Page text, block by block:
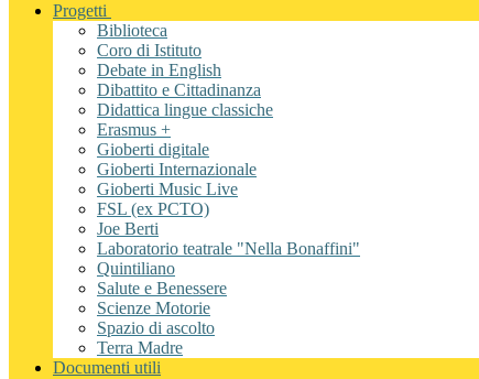
Progetti
Biblioteca
Coro di Istituto
Debate in English
Dibattito e Cittadinanza
Didattica lingue classiche
Erasmus +
Gioberti digitale
Gioberti Internazionale
Gioberti Music Live
FSL (ex PCTO)
Joe Berti
Laboratorio teatrale "Nella Bonaffini"
Quintiliano
Salute e Benessere
Scienze Motorie
Spazio di ascolto
Terra Madre
Documenti utili